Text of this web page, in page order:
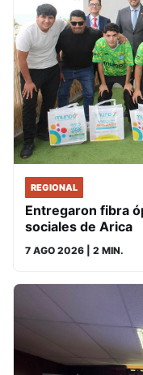
REGIONAL
Entregaron fibra
sociales de Arica
7 AGO 2026 | 2 MIN.